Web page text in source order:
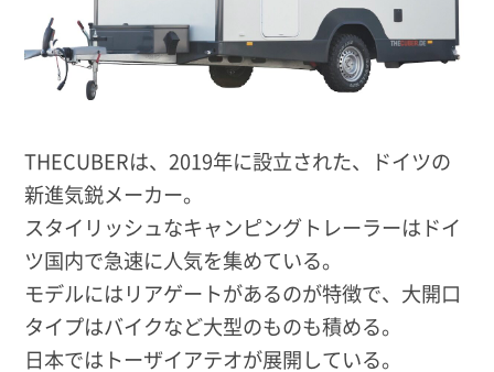
THECUBERは、2019年に設立された、ドイツの
新進気鋭メーカー。
スタイリッシュなキャンピングトレーラーはドイ
ツ国内で急速に人気を集めている。
モデルにはリアゲートがあるのが特徴で、大開口
タイプはバイクなど大型のものも積める。
日本ではトーザイアテオが展開している。